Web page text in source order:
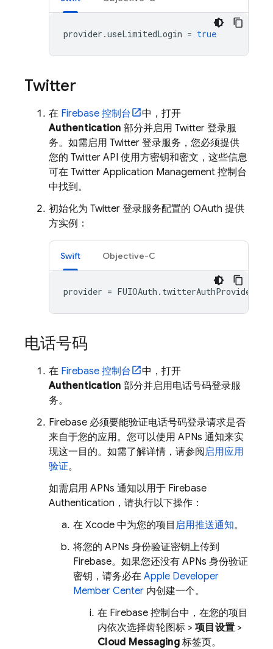
provider .useLimitedLogin = true
Twitter
在 Firebase 控制台
中，打开
Authentication 部分并启用 Twitter 登录服
务。如需启用 Twitter 登录服务，您必须提供
您的 Twitter API 使用方密钥和密文，这些信息
可在 Twitter Application Management 控制台
中找到。
初始化为 Twitter 登录服务配置的 OAuth 提供
方实例：
Swift Objective-C
provider = FUIOAuth . twitterAuthProvider
电话号码
在 Firebase 控制台
中，打开
Authentication 部分并启用电话号码登录服
务。
Firebase 必须要能验证电话号码登录请求是否
来自于您的应用。您可以使用 APNs 通知来实
现这一目的。如需了解详情，请参阅启用应用
验证。
如需启用 APNs 通知以用于 Firebase
Authentication ，请执行以下操作：
在 Xcode 中为您的项目 启用推送通知。
将您的 APNs 身份验证密钥上传到
Firebase。如果您还没有 APNs 身份验证
密钥，请务必在 Apple Developer
Member Center 内创建一个。
在 Firebase 控制台中，在您的项目
内依次选择齿轮图标 > 项目设置 >
Cloud Messaging标签页。